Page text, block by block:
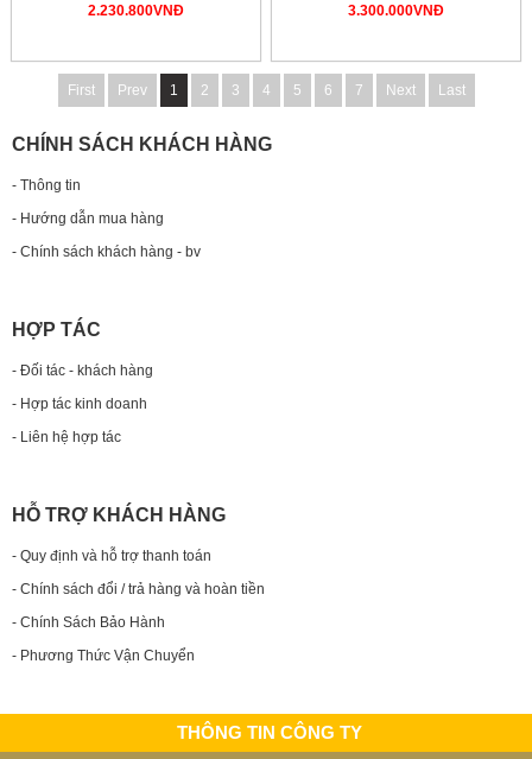
2.230.800VNĐ
3.300.000VNĐ
First Prev 1 2 3 4 5 6 7 Next Last
CHÍNH SÁCH KHÁCH HÀNG
- Thông tin
- Hướng dẫn mua hàng
- Chính sách khách hàng - bv
HỢP TÁC
- Đối tác - khách hàng
- Hợp tác kinh doanh
- Liên hệ hợp tác
HỖ TRỢ KHÁCH HÀNG
- Quy định và hỗ trợ thanh toán
- Chính sách đổi / trả hàng và hoàn tiền
- Chính Sách Bảo Hành
- Phương Thức Vận Chuyển
THÔNG TIN CÔNG TY